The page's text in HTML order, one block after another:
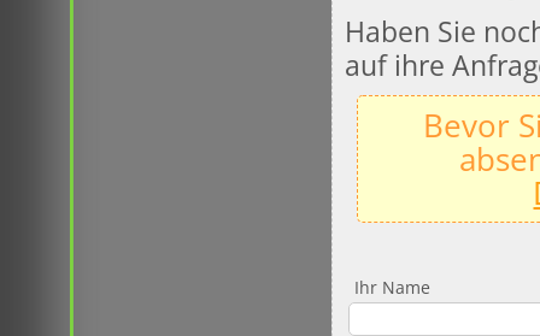
Haben Sie
auf ihre
Bevor
Ihr Name